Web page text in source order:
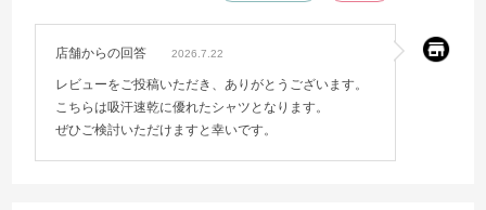
店舗からの回答 2026.7.22
レビューをご投稿いただき、ありがとうございます。
こちらは吸汗速乾に優れたシャツとなります。
ぜひご検討いただけますと幸いです。